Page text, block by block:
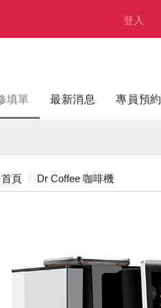
登入
填單 最新消息 專員預約
頁 Dr Coffee 咖啡機